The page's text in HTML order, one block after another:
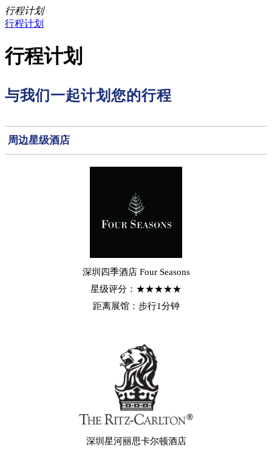
行程计划
行程计划
行程计划
与我们一起计划您的行程
周边星级酒店
深圳四季酒店 Four Seasons
星级评分：★★★★★
距离展馆：步行1分钟
深圳星河丽思卡尔顿酒店